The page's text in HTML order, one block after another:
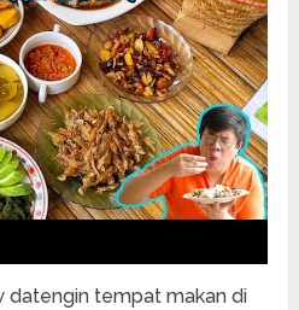
datengin tempat makan di